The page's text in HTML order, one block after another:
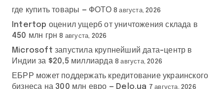
где купить товары — ФОТО 8 августа, 2026
Intertop оценил ущерб от уничтожения склада в
450 млн грн 8 августа, 2026
Microsoft запустила крупнейший дата-центр в
Индии за $20,5 миллиарда 8 августа, 2026
ЕБРР может поддержать кредитование украинского
бизнеса на 300 млн евро — Delo.ua 7 августа, 2026